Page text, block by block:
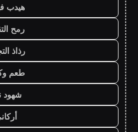
هيدب
رمح
رذاذ
طعم
شهود